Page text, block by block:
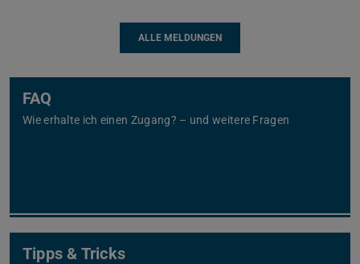
ALLE MELDUNGEN
FAQ
Wie erhalte ich einen Zugang? – und weitere Fragen
Tipps & Tricks